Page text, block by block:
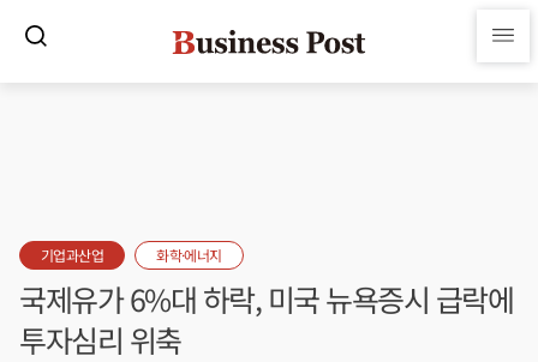
기업과산업 화학·에너지
국제유가 6%대 하락, 미국 뉴욕증시 급락에
투자심리 위축